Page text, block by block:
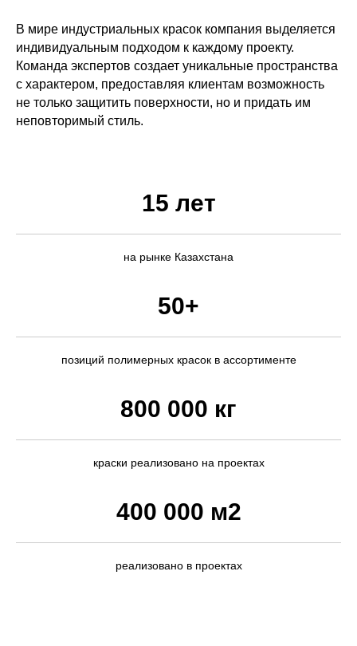
В мире индустриальных красок компания выделяется
индивидуальным подходом к каждому проекту.
Команда экспертов создает уникальные пространства
с характером, предоставляя клиентам возможность
не только защитить поверхности, но и придать им
неповторимый стиль.
15 лет
на рынке Казахстана
50+
позиций полимерных красок в ассортименте
800 000 кг
краски реализовано на проектах
400 000 м2
реализовано в проектах